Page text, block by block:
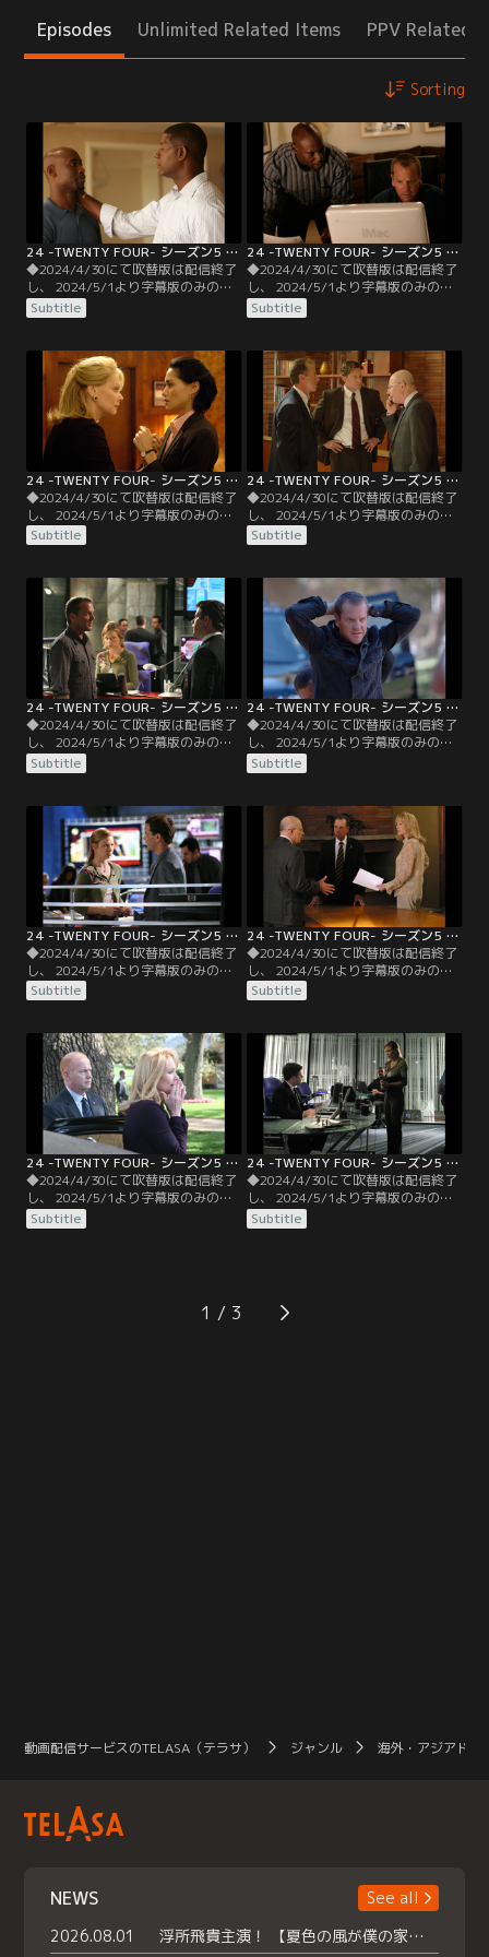
Episodes Unlimited Related Items PPV Related
Sorting
24 -TWENTY FOUR- シーズン5 第01話／字幕
◆2024/4/30にて吹替版は配信終了
し、 2024/5/1より字幕版のみの配
信となります。予めご了承くださ
い。◆字幕／第01話 7：00 A.M.-8：
ヵ月後。首脳会談で訪米するロシア
大統領を迎える為、ロサンゼルスで
は朝から緊張感が高まっていた。
Subtitle
24 -TWENTY FOUR- シーズン5 第02話／字幕
◆2024/4/30にて吹替版は配信終了
し、 2024/5/1より字幕版のみの配
信となります。予めご了承くださ
い。◆字幕／第02話 8：00 A.M.-9：
時刻に、現場向かいのビルに男が忍
び込む映像を入手。それは死んだは
ずのジャックの姿であった。ブキャ
ナンは、ジャックを第一容疑者とし
て全面捜査にあたる。
Subtitle
24 -TWENTY FOUR- シーズン5 第03話／字幕
◆2024/4/30にて吹替版は配信終了
し、 2024/5/1より字幕版のみの配
信となります。予めご了承くださ
い。◆字幕／第03話 9：00
ンタリオ空港を襲撃し、人質を取っ
て立てこもった。一味は、米ロ両大
統領が反テロリスト協定を破棄する
ことを要求、断れば人質全員を処刑
するという。
Subtitle
24 -TWENTY FOUR- シーズン5 第04話／字幕
◆2024/4/30にて吹替版は配信終了
し、 2024/5/1より字幕版のみの配
信となります。予めご了承くださ
い。◆字幕／第04話 10：00
連絡の途絶えたジャック抜きで突入
作戦に踏み切る。ローガンは二人目
の人質処刑シーンを目の当たりにす
るが、テロには屈しない姿勢を貫く
ことを決意する。
Subtitle
24 -TWENTY FOUR- シーズン5 第05話／字幕
◆2024/4/30にて吹替版は配信終了
し、 2024/5/1より字幕版のみの配
信となります。予めご了承くださ
い。◆字幕／第05話 11：00
ていた容疑者が消えたことに気付い
たジャックは、カーティスに男の行
方を追うよう指示。手掛かりを追っ
て空港の格納庫に到着したカーティ
スは…。
Subtitle
24 -TWENTY FOUR- シーズン5 第06話／字幕
◆2024/4/30にて吹替版は配信終了
し、 2024/5/1より字幕版のみの配
信となります。予めご了承くださ
い。◆字幕／第06話 12：00
への関与が露呈した。神経ガスの行
方を掴むには、カミングスを糾弾す
るしかないと考えたジャックは、マ
イク・ノビックに連絡し密会を取り
付ける。
Subtitle
24 -TWENTY FOUR- シーズン5 第07話／字幕
◆2024/4/30にて吹替版は配信終了
し、 2024/5/1より字幕版のみの配
信となります。予めご了承くださ
い。◆字幕／第07話 1：00 P.M.-2：
サンソンから計画へ誘われたことを
自供。事態を察知したネイサンソン
は地下へ潜ってしまう。ジャックは
全てをCTUに委ね再び姿をくらまそ
うとするが…。
Subtitle
24 -TWENTY FOUR- シーズン5 第08話／字幕
◆2024/4/30にて吹替版は配信終了
し、 2024/5/1より字幕版のみの配
信となります。予めご了承くださ
い。◆字幕／第08話 2：00 P.M.-3：
ストの一味になりすまし、アーウィ
ックの手下に起動装置を届ける作戦
を打ち立てる。一方、ローガン大統
領は国家の威信を守るため…。
Subtitle
24 -TWENTY FOUR- シーズン5 第09話／字幕
◆2024/4/30にて吹替版は配信終了
し、 2024/5/1より字幕版のみの配
信となります。予めご了承くださ
い。◆字幕／第09話 3：00 P.M.-4：
よう命令。一方、テロの首謀者ビエ
ルコに追い詰められたネイサンソン
Subtitle
24 -TWENTY FOUR- シーズン5 第10話／字幕
◆2024/4/30にて吹替版は配信終了
し、 2024/5/1より字幕版のみの配
信となります。予めご了承くださ
い。◆字幕／第10話 4：00 P.M.-5：
とが判明する。一方、苦悶しつつも
テロリストとの取引に応じたローガ
Subtitle
1
動画配信サービスのTELASA（テラサ） ジャンル 海外・アジアドラ
NEWS
See all
2026.08.01
浮所飛貴主演！ 【夏色の風が僕の家にやってきた】 本日よりテラサで独占配信スタート！